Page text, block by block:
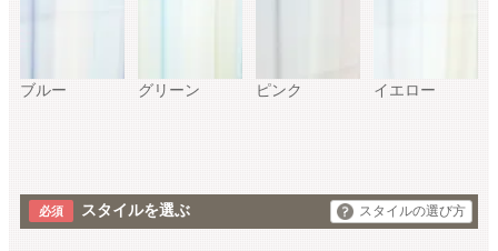
ブルー グリーン ピンク イエロー
スタイルを選ぶ スタイルの選び方